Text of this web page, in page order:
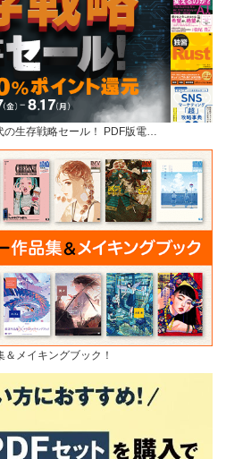
の生存戦略セール！ PDF版電…
メイキングブック！